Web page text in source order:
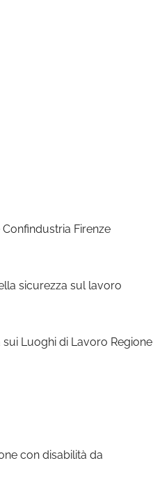
Firenze
sicurezza sul lavoro
di Lavoro Regione
con disabilità da